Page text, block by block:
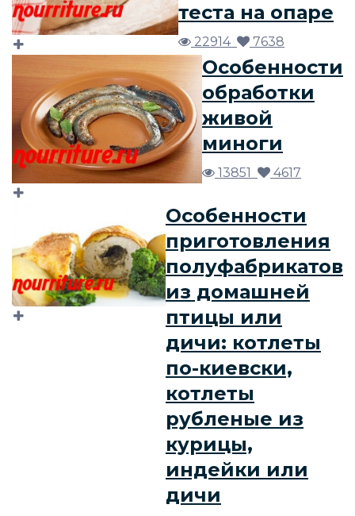
теста на опаре
22914 7638
Особенности
обработки
живой
миноги
13851 4617
Особенности
приготовления
полуфабрикатов
из домашней
птицы или
дичи: котлеты
по-киевски,
котлеты
рубленые из
курицы,
индейки или
дичи